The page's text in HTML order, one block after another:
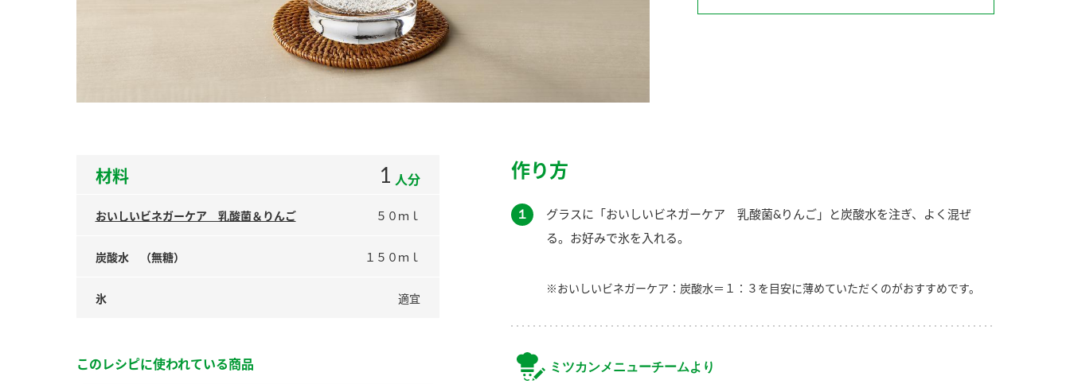
材料 1 人分
おいしいビネガーケア 乳酸菌＆りんご ５０ｍｌ
炭酸水 （無糖） １５０ｍｌ
氷 適宜
このレシピに使われている商品
作り方
１
グラスに「おいしいビネガーケア 乳酸菌&りんご」と炭酸水を注ぎ、よく混ぜ
る。お好みで氷を入れる。
※おいしいビネガーケア：炭酸水＝１：３を目安に薄めていただくのがおすすめです。
ミツカンメニューチームより